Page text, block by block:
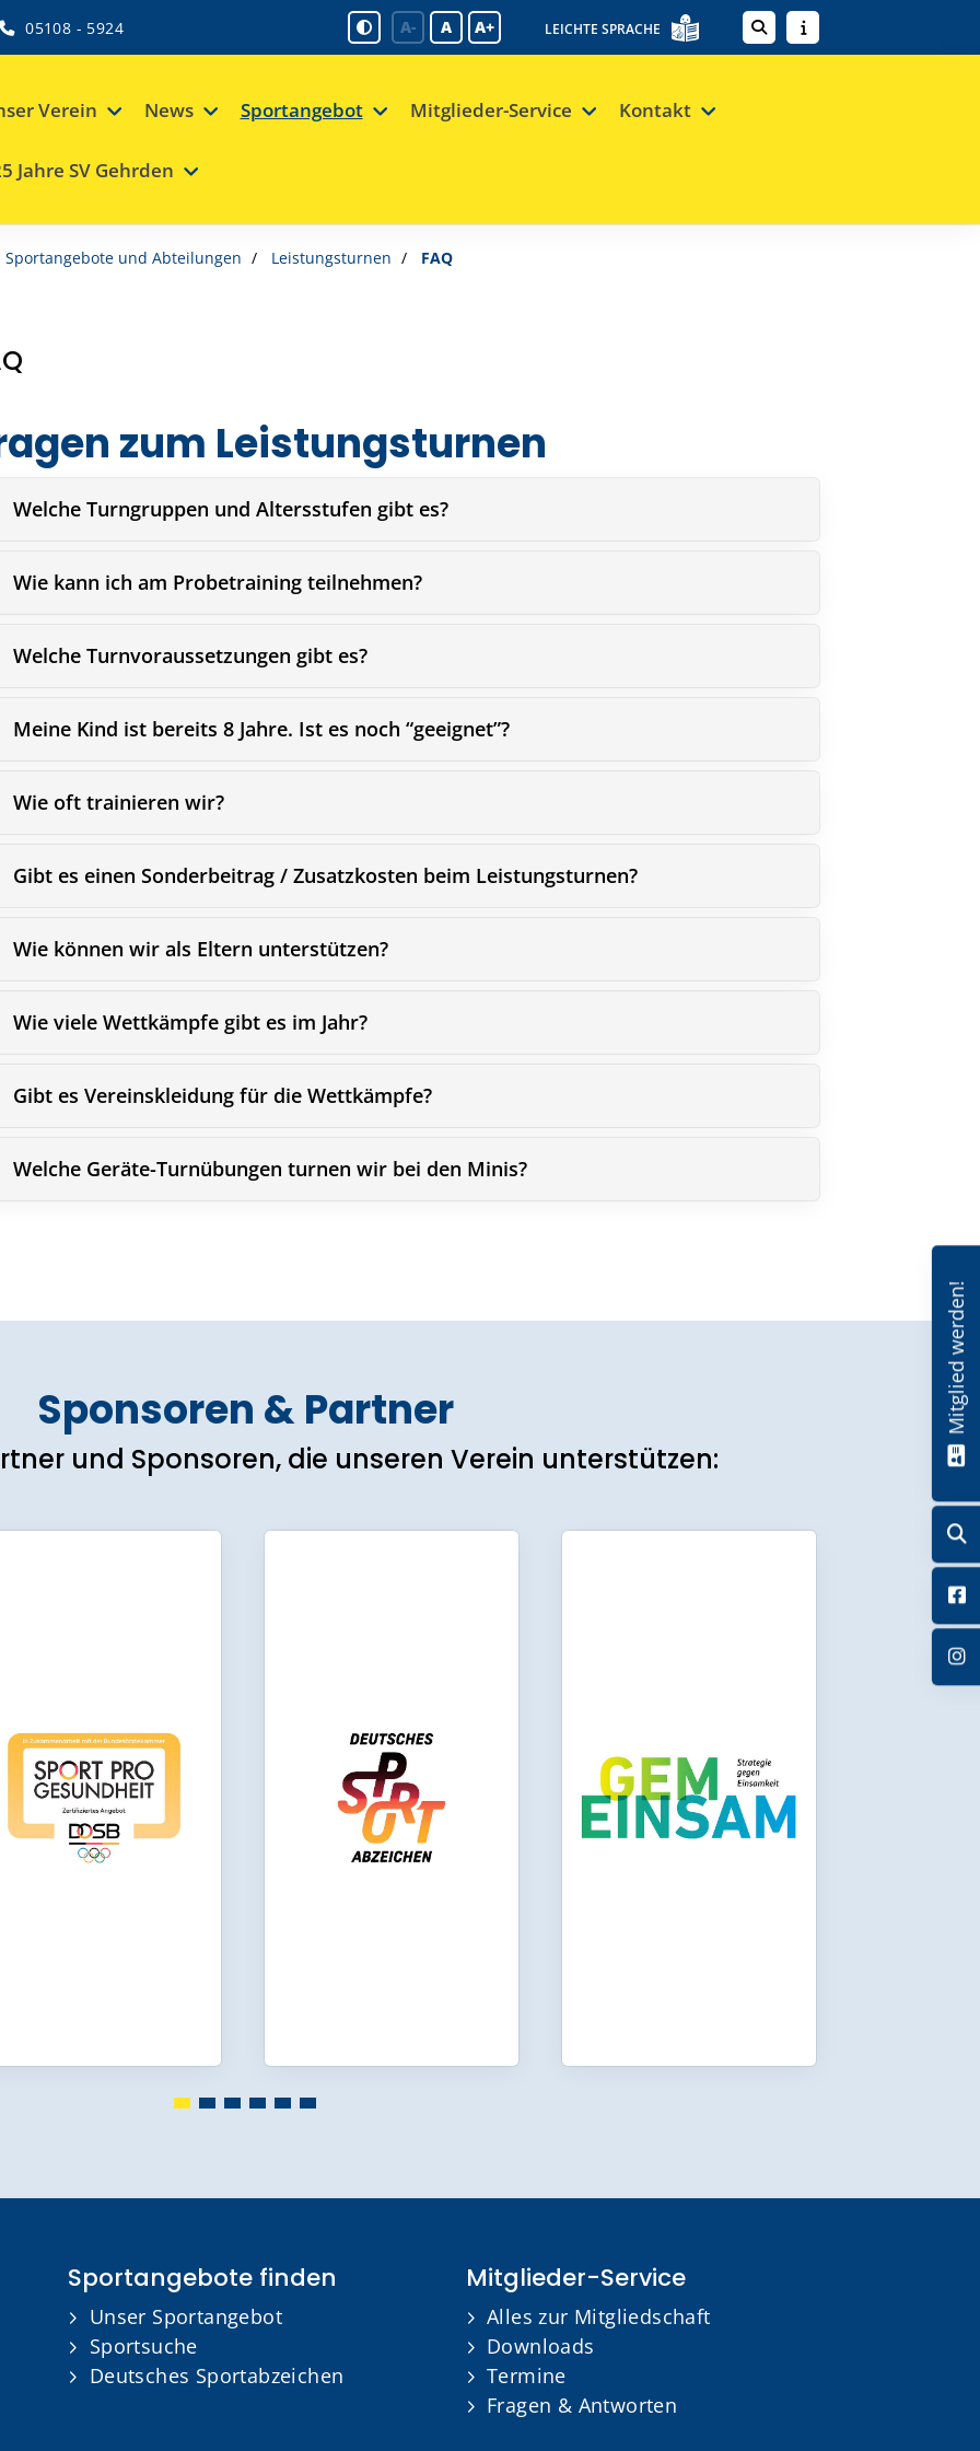
05108 - 5924 A- A A+ LEICHTE SPRACHE
Verein News Sportangebot Mitglieder-Service Kontakt
Jahre SV Gehrden
Sportangebote und Abteilungen Leistungsturnen FAQ
zum Leistungsturnen
Welche Turngruppen und Altersstufen gibt es?
Wie kann ich am Probetraining teilnehmen?
Welche Turnvoraussetzungen gibt es?
Meine Kind ist bereits 8 Jahre. Ist es noch “geeignet”?
Wie oft trainieren wir?
Gibt es einen Sonderbeitrag / Zusatzkosten beim Leistungsturnen?
Wie können wir als Eltern unterstützen?
Wie viele Wettkämpfe gibt es im Jahr?
Gibt es Vereinskleidung für die Wettkämpfe?
Welche Geräte-Turnübungen turnen wir bei den Minis?
Sponsoren & Partner
und Sponsoren, die unseren Verein unterstützen:
Sportangebote finden
Unser Sportangebot
Sportsuche
Deutsches Sportabzeichen
Mitglieder-Service
Alles zur Mitgliedschaft
Downloads
Termine
Fragen & Antworten
Mitglied werden!
Mitglieder-Service
Termine
Geschäftsstelle
info@svgehrden.de